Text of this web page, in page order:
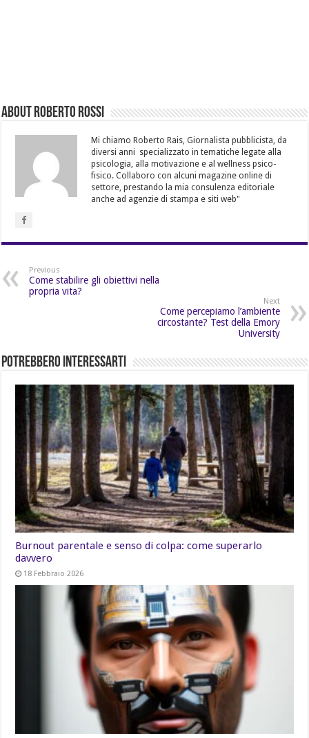
About Roberto Rossi
Mi chiamo Roberto Rais, Giornalista pubblicista, da
diversi anni specializzato in tematiche legate alla
psicologia, alla motivazione e al wellness psico-
fisico. Collaboro con alcuni magazine online di
settore, prestando la mia consulenza editoriale
anche ad agenzie di stampa e siti web"
Previous
Come stabilire gli obiettivi nella
propria vita?
Next
Come percepiamo l’ambiente
circostante? Test della Emory
University
Potrebbero Interessarti
Burnout parentale e senso di colpa: come superarlo
davvero
18 Febbraio 2026